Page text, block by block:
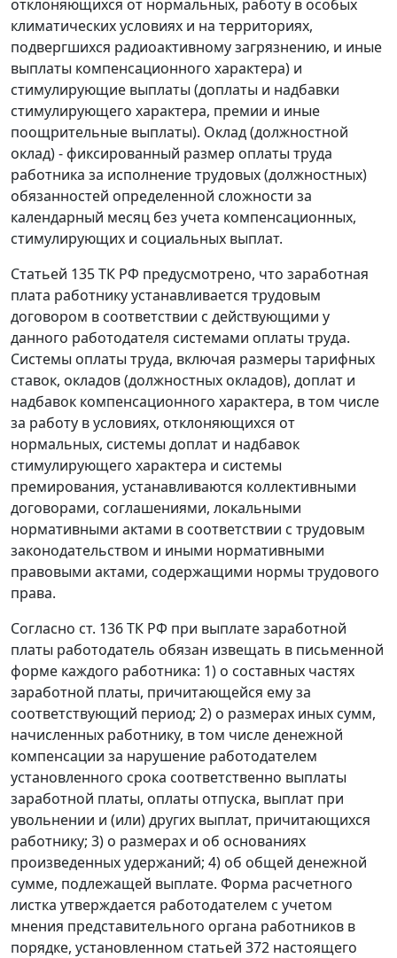
отклоняющихся от нормальных, работу в особых
климатических условиях и на территориях,
подвергшихся радиоактивному загрязнению, и иные
выплаты компенсационного характера) и
стимулирующие выплаты (доплаты и надбавки
стимулирующего характера, премии и иные
поощрительные выплаты). Оклад (должностной
оклад) - фиксированный размер оплаты труда
работника за исполнение трудовых (должностных)
обязанностей определенной сложности за
календарный месяц без учета компенсационных,
стимулирующих и социальных выплат.
Статьей 135ТК РФ предусмотрено, что заработная
плата работнику устанавливается трудовым
договором в соответствии с действующими у
данного работодателя системами оплаты труда.
Системы оплаты труда, включая размеры тарифных
ставок, окладов (должностных окладов), доплат и
надбавок компенсационного характера, в том числе
за работу в условиях, отклоняющихся от
нормальных, системы доплат и надбавок
стимулирующего характера и системы
премирования, устанавливаются коллективными
договорами, соглашениями, локальными
нормативными актами в соответствии с трудовым
законодательством и иными нормативными
правовыми актами, содержащими нормы трудового
права.
Согласно ст. 136ТК РФ при выплате заработной
платы работодатель обязан извещать в письменной
форме каждого работника: 1) о составных частях
заработной платы, причитающейся ему за
соответствующий период; 2) о размерах иных сумм,
начисленных работнику, в том числе денежной
компенсации за нарушение работодателем
установленного срока соответственно выплаты
заработной платы, оплаты отпуска, выплат при
увольнении и (или) других выплат, причитающихся
работнику; 3) о размерах и об основаниях
произведенных удержаний; 4) об общей денежной
сумме, подлежащей выплате. Форма расчетного
листка утверждается работодателем с учетом
мнения представительного органа работников в
порядке, установленном статьей 372 настоящего